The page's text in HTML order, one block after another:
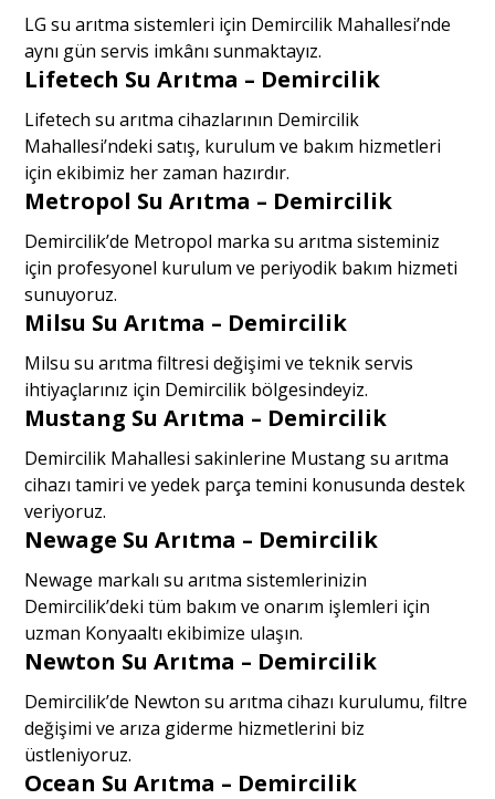
LG su arıtma sistemleri için Demircilik Mahallesi’nde
aynı gün servis imkânı sunmaktayız.
Lifetech Su Arıtma – Demircilik
Lifetech su arıtma cihazlarının Demircilik
Mahallesi’ndeki satış, kurulum ve bakım hizmetleri
için ekibimiz her zaman hazırdır.
Metropol Su Arıtma – Demircilik
Demircilik’de Metropol marka su arıtma sisteminiz
için profesyonel kurulum ve periyodik bakım hizmeti
sunuyoruz.
Milsu Su Arıtma – Demircilik
Milsu su arıtma filtresi değişimi ve teknik servis
ihtiyaçlarınız için Demircilik bölgesindeyiz.
Mustang Su Arıtma – Demircilik
Demircilik Mahallesi sakinlerine Mustang su arıtma
cihazı tamiri ve yedek parça temini konusunda destek
veriyoruz.
Newage Su Arıtma – Demircilik
Newage markalı su arıtma sistemlerinizin
Demircilik’deki tüm bakım ve onarım işlemleri için
uzman Konyaaltı ekibimize ulaşın.
Newton Su Arıtma – Demircilik
Demircilik’de Newton su arıtma cihazı kurulumu, filtre
değişimi ve arıza giderme hizmetlerini biz
üstleniyoruz.
Ocean Su Arıtma – Demircilik